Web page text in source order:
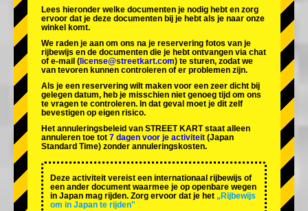
Lees hieronder welke documenten je nodig hebt en zorg
ervoor dat je deze documenten bij je hebt als je naar onze
winkel komt.
We raden je aan om ons na je reservering fotos van je
rijbewijs en de documenten die je hebt ontvangen via chat
of e-mail ( license@streetkart.com) te sturen, zodat we
van tevoren kunnen controleren of er problemen zijn.
Als je een reservering wilt maken voor een zeer dicht bij
gelegen datum, heb je misschien niet genoeg tijd om ons
te vragen te controleren. In dat geval moet je dit zelf
bevestigen op eigen risico.
Het annuleringsbeleid van STREET KART staat alleen
annuleren toe tot 7 dagen voor je activiteit (Japan
Standard Time) zonder annuleringskosten.
Deze activiteit vereist een internationaal rijbewijs of
een ander document waarmee je op openbare wegen
in Japan mag rijden. Zorg ervoor dat je het „Rijbewijs
om in Japan te rijden"